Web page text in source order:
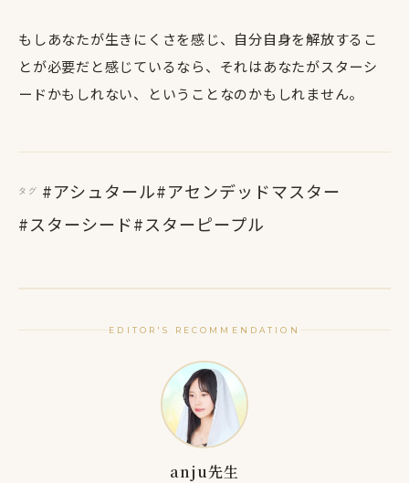
もしあなたが生きにくさを感じ、自分自身を解放するこ
とが必要だと感じているなら、それはあなたがスターシ
ードかもしれない、ということなのかもしれません。
タグ #アシュタール#アセンデッドマスター
#スターシード#スターピープル
EDITOR'S RECOMMENDATION
anju先生